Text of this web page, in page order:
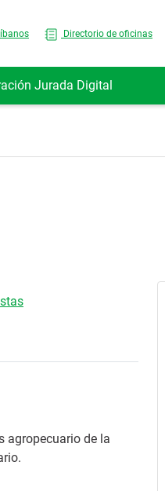
Directorio de oficinas
Jurada Digital
agropecuario de la